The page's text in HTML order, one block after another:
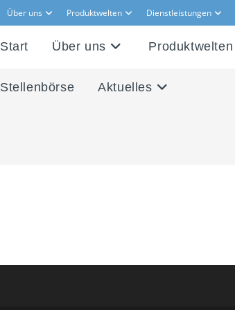
Über uns Produktwelten Dienstleistungen
Start Über uns Produktwelten
Stellenbörse Aktuelles